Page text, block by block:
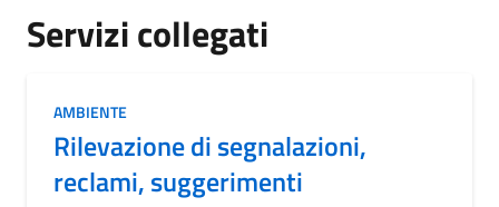
Servizi collegati
AMBIENTE
Rilevazione di segnalazioni,
reclami, suggerimenti